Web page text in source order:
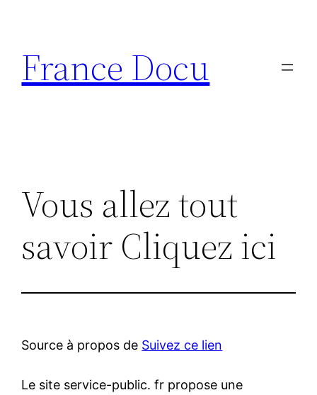
contenu
France Docu
Vous allez tout
savoir Cliquez ici
Source à propos de Suivez ce lien
Le site service-public. fr propose une